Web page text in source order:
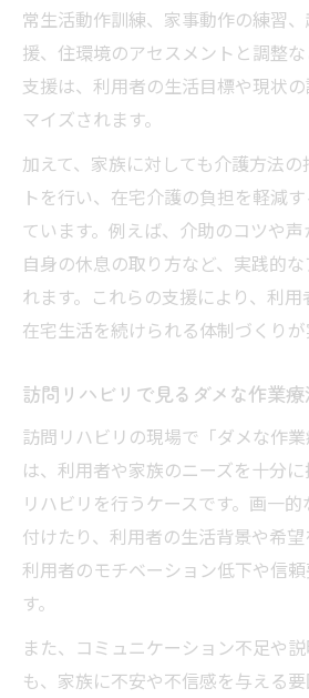
常生活動作訓練、家事動作の練習
援、住環境のアセスメントと調整
支援は、利用者の生活目標や現状
マイズされます。
加えて、家族に対しても介護方法
トを行い、在宅介護の負担を軽減
ています。例えば、介助のコツや
自身の休息の取り方など、実践的
れます。これらの支援により、利
在宅生活を続けられる体制づくりが
訪問リハビリで見るダメな作業
訪問リハビリの現場で「ダメな作
は、利用者や家族のニーズを十分
リハビリを行うケースです。画一
付けたり、利用者の生活背景や希望
利用者のモチベーション低下や信
す。
また、コミュニケーション不足や
も、家族に不安や不信感を与える